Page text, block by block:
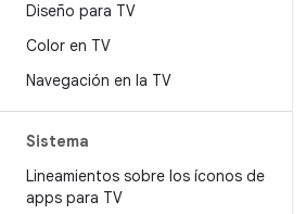
Diseño para TV
Color en TV
Navegación en la TV
Sistema
Lineamientos sobre los íconos de
apps para TV